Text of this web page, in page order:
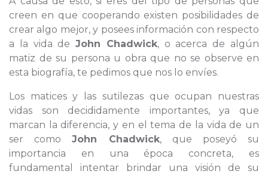
creen en que cooperando existen posibilidades de
crear algo mejor, y posees información con respecto
a la vida deJohn Chadwick, o acerca de algún
matiz de su persona u obra que no se observe en
esta biografía, te pedimos que nos lo envíes.
Los matices y las sutilezas que ocupan nuestras
vidas son decididamente importantes, ya que
marcan la diferencia, y en el tema de la vida de un
ser comoJohn Chadwick, que poseyó su
importancia en una época concreta, es
fundamental intentar brindar una visión de su